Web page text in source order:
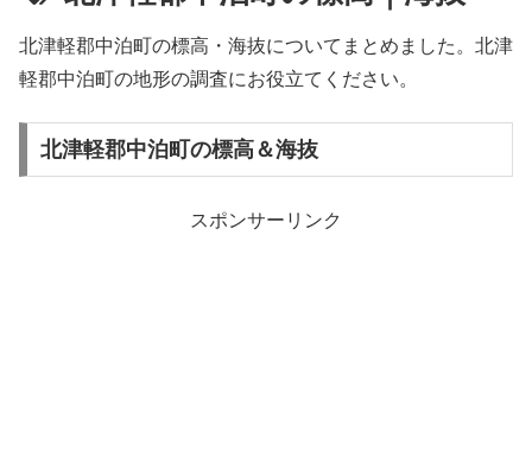
北津軽郡中泊町の標高・海抜についてまとめました。北津
軽郡中泊町の地形の調査にお役立てください。
北津軽郡中泊町の標高＆海抜
スポンサーリンク